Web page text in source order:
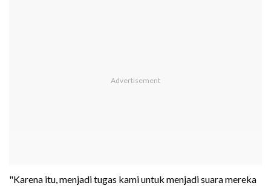
"Karena itu, menjadi tugas kami untuk menjadi suara mereka